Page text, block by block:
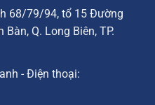
68/79/94, tổ 15 Đường
Bàn, Q. Long Biên, TP.
- Điện thoại: